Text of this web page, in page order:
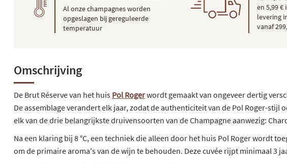
Al onze champagnes worden
opgeslagen bij gereguleerde
temperatuur
en 5,99 €
levering
vanaf
Omschrijving
De Brut Réserve van het huis Pol Rogerwordt gemaakt van ongeveer dertig
De assemblage verandert elk jaar, zodat de authenticiteit van de Pol Roger-
elk van de drie belangrijkste druivensoorten van de Champagne aanwezig:
Na een klaring bij 8 °C, een techniek die alleen door het huis Pol Roger wordt
om de primaire aroma's van de wijn te behouden. Deze cuvée rijpt minimaal 3